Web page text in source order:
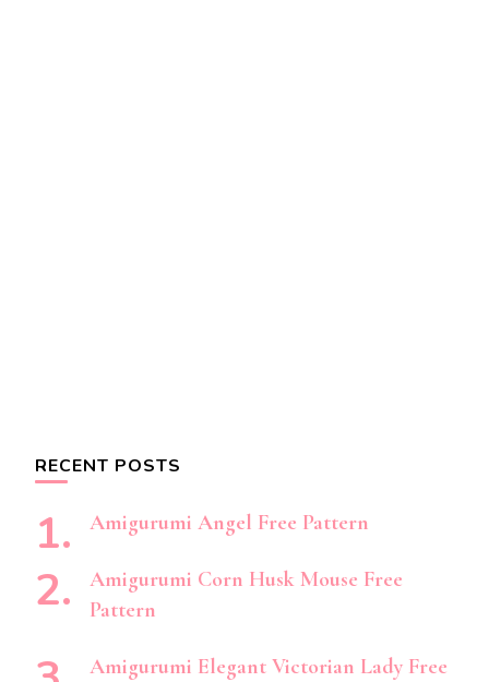
RECENT POSTS
Amigurumi Angel Free Pattern
Amigurumi Corn Husk Mouse Free
Pattern
Amigurumi Elegant Victorian Lady Free